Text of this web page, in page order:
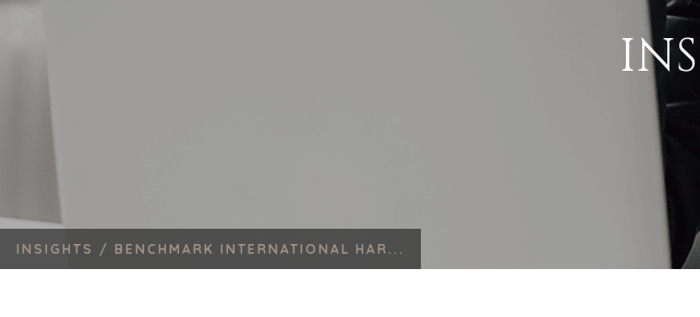
INSIGHTS / BENCHMARK INTERNATIONAL HAR...